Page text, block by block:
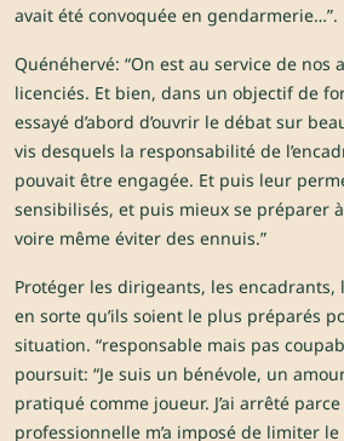
avait été convoquée en gendarmerie…”.
Quénéhervé: “On est au service de nos
licenciés. Et bien, dans un objectif de
essayé d’abord d’ouvrir le débat sur
vis desquels la responsabilité de
pouvait être engagée. Et puis leur
sensibilisés, et puis mieux se préparer
voire même éviter des ennuis.”
Protéger les dirigeants, les encadrants,
en sorte qu’ils soient le plus préparés
situation. “responsable mais pas
poursuit: “Je suis un bénévole, un
pratiqué comme joueur. J’ai arrêté
professionnelle m’a imposé de limiter le